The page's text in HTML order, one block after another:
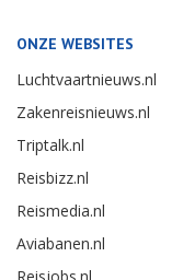
ONZE WEBSITES
Luchtvaartnieuws.nl
Zakenreisnieuws.nl
Triptalk.nl
Reisbizz.nl
Reismedia.nl
Aviabanen.nl